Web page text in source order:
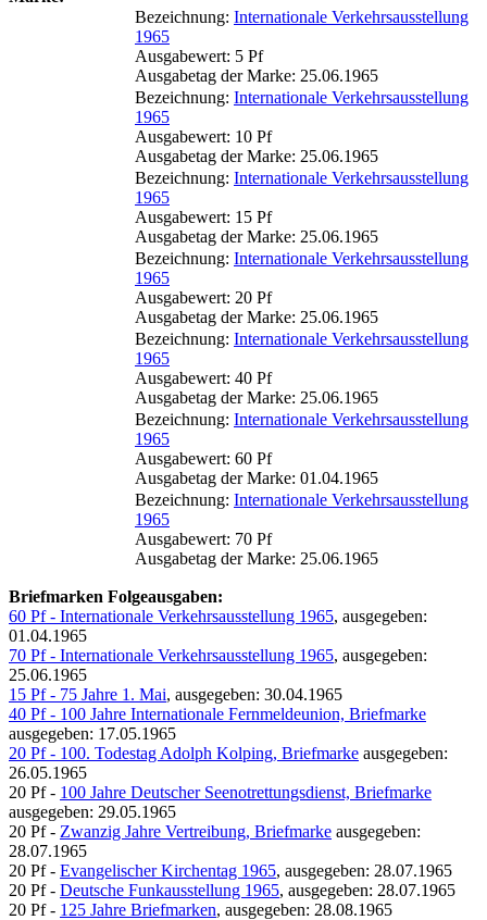
Bezeichnung: Internationale Verkehrsausstellung
1965
Ausgabewert: 5 Pf
Ausgabetag der Marke: 25.06.1965
Bezeichnung: Internationale Verkehrsausstellung
1965
Ausgabewert: 10 Pf
Ausgabetag der Marke: 25.06.1965
Bezeichnung: Internationale Verkehrsausstellung
1965
Ausgabewert: 15 Pf
Ausgabetag der Marke: 25.06.1965
Bezeichnung: Internationale Verkehrsausstellung
1965
Ausgabewert: 20 Pf
Ausgabetag der Marke: 25.06.1965
Bezeichnung: Internationale Verkehrsausstellung
1965
Ausgabewert: 40 Pf
Ausgabetag der Marke: 25.06.1965
Bezeichnung: Internationale Verkehrsausstellung
1965
Ausgabewert: 60 Pf
Ausgabetag der Marke: 01.04.1965
Bezeichnung: Internationale Verkehrsausstellung
1965
Ausgabewert: 70 Pf
Ausgabetag der Marke: 25.06.1965
Briefmarken Folgeausgaben:
60 Pf - Internationale Verkehrsausstellung 1965, ausgegeben:
01.04.1965
70 Pf - Internationale Verkehrsausstellung 1965, ausgegeben:
25.06.1965
15 Pf - 75 Jahre 1. Mai, ausgegeben: 30.04.1965
40 Pf - 100 Jahre Internationale Fernmeldeunion, Briefmarke
ausgegeben: 17.05.1965
20 Pf - 100. Todestag Adolph Kolping, Briefmarke ausgegeben:
26.05.1965
20 Pf - 100 Jahre Deutscher Seenotrettungsdienst, Briefmarke
ausgegeben: 29.05.1965
20 Pf - Zwanzig Jahre Vertreibung, Briefmarke ausgegeben:
28.07.1965
20 Pf - Evangelischer Kirchentag 1965, ausgegeben: 28.07.1965
20 Pf - Deutsche Funkausstellung 1965, ausgegeben: 28.07.1965
20 Pf - 125 Jahre Briefmarken, ausgegeben: 28.08.1965